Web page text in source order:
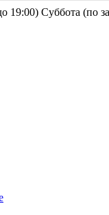
19:00) Суббота (по